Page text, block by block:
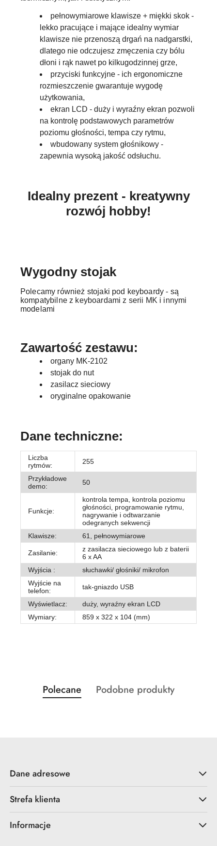
pełnowymiarowe klawisze + miękki skok -
lekko pracujące i mające idealny wymiar
klawisze nie przenoszą drgań na nadgarstki,
dlatego nie odczujesz zmęczenia czy bólu
dłoni i rąk nawet po kilkugodzinnej grze,
przyciski funkcyjne - ich ergonomiczne
rozmieszczenie gwarantuje wygodę
użytkowania,
ekran LCD - duży i wyraźny ekran pozwoli
na kontrolę podstawowych parametrów
poziomu głośności, tempa czy rytmu,
wbudowany system głośnikowy -
zapewnia wysoką jakość odsłuchu.
Idealny prezent - kreatywny
rozwój hobby!
Wygodny stojak
Polecamy również stojaki pod keyboardy - są
kompatybilne z keyboardami z serii MK i innymi
modelami
Zawartość zestawu:
organy MK-2102
stojak do nut
zasilacz sieciowy
oryginalne opakowanie
Dane techniczne:
Liczba
rytmów:
255
Przykładowe
demo:
50
Funkcje:
kontrola tempa, kontrola poziomu
głośności, programowanie rytmu,
nagrywanie i odtwarzanie
odegranych sekwencji
Klawisze:
61, pełnowymiarowe
Zasilanie:
z zasilacza sieciowego lub z baterii
6 x AA
Wyjścia :
słuchawki/ głośniki/ mikrofon
Wyjście na
telefon:
tak-gniazdo USB
Wyświetlacz:
duży, wyraźny ekran LCD
Wymiary:
859 x 322 x 104 (mm)
Pomiń karuzelę produktów
Produkty
o
Polecane
Produkty
Podobne produkty
Dane adresowe
Strefa klienta
Informacje